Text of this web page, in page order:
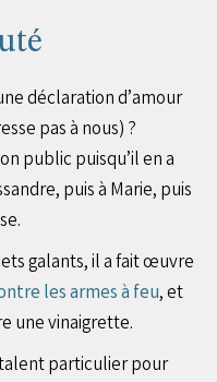
déclaration d’amour
pas à nous) ?
public puisqu’il en a
puis à Marie, puis
galants, il a fait œuvre
les armes à feu, et
une vinaigrette.
particulier pour